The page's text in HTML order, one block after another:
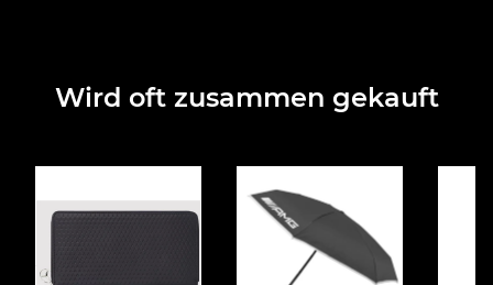
Wird oft zusammen gekauft